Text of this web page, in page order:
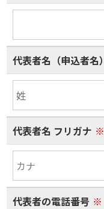
代表者名（申込者名）
代表者名 フリガナ ※
代表者の電話番号 ※